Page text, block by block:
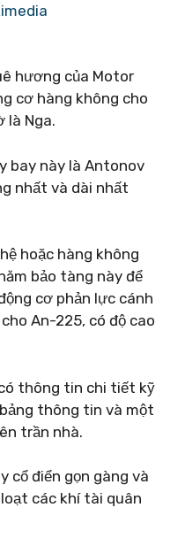
hương của Motor
cơ hàng không cho
là Nga.
bay này là Antonov
nhất và dài nhất
hoặc hàng không
bảo tàng này để
cơ phản lực cánh
An-225, có độ cao
thông tin chi tiết kỹ
thông tin và một
trần nhà.
cổ điển gọn gàng và
các khí tài quân